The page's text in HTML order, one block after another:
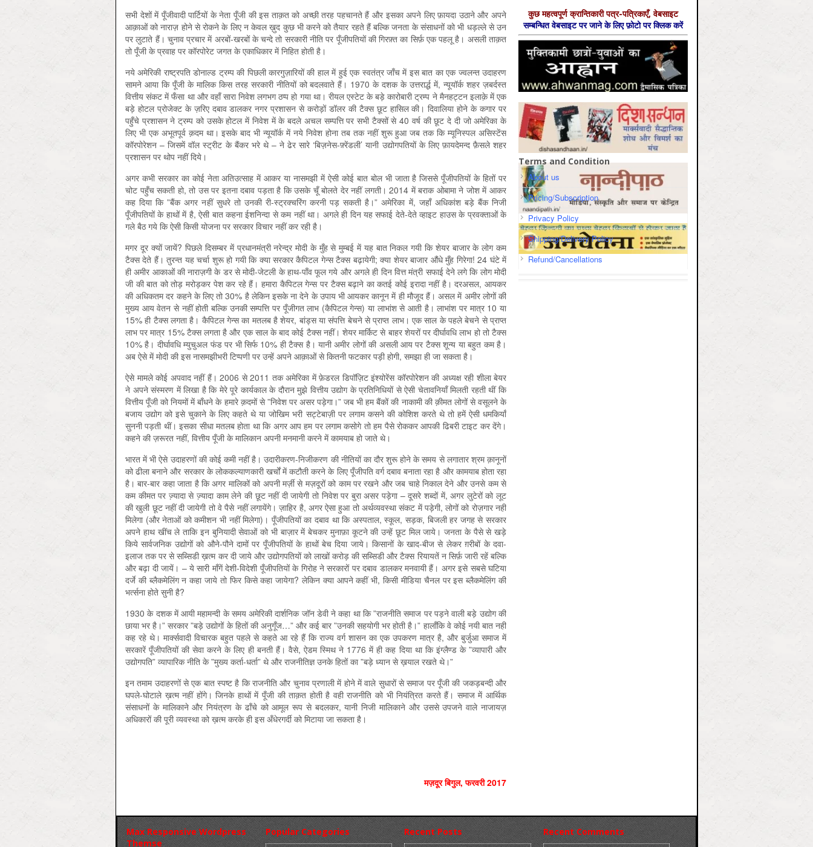
सभी देशों में पूँजीवादी पार्टियों के नेता पूँजी की इस ताक़त को अच्‍छी तरह पहचानते हैं और इसका अपने लिए फ़ायदा उठाने और अपने
आक़ाओं को नाराज़ होने से रोकने के लिए न केवल ख़ुद कुछ भी करने को तैयार रहते हैं बल्कि जनता के संसाधनों को भी धड़ल्‍ले से उन
पर लुटाते हैं। चुनाव प्रचार में अरबों-खरबों के चन्दे तो सरकारी नीति पर पूँजीपतियों की गिरफ़्त का सिर्फ़ एक पहलू है। असली ताक़त
तो पूँजी के प्रवाह पर कॉरपोरेट जगत के एकाधिकार में निहित होती है।
नये अमेरिकी राष्ट्रपति डोनाल्‍ड ट्रम्प की पिछली कारगुज़ारियों की हाल में हुई एक स्वतंत्र जाँच में इस बात का एक ज्‍वलन्त उदाहरण
सामने आया कि पूँजी के मालिक किस तरह सरकारी नीतियों को बदलवाते हैं। 1970 के दशक के उत्तरार्द्ध में, न्यूयॉर्क शहर ज़बर्दस्त
वित्तीय संकट में फँसा था और वहाँ सारा निवेश लगभग ठप्‍प हो गया था। रीयल एस्टेट के बड़े कारोबारी ट्रम्प ने मैनहट्टन इलाक़े में एक
बड़े होटल प्रोजेक्ट के ज़रिए दबाव डालकर नगर प्रशासन से करोड़ों डॉलर की टैक्स छूट हासिल की। दिवालिया होने के कगार पर
पहुँचे प्रशासन ने ट्रम्प को उसके होटल में निवेश में के बदले अचल सम्पत्ति पर सभी टैक्सों से 40 वर्ष की छूट दे दी जो अमेरिका के
लिए भी एक अभूतपूर्व क़दम था। इसके बाद भी न्यूयॉर्क में नये निवेश होना तब तक नहीं शुरू हुआ जब तक कि म्यूनिस्पल असिस्टेंस
कॉरपोरेशन – जिसमें वॉल स्ट्रीट के बैंकर भरे थे – ने ढेर सारे ‘बिज़नेस-फ़्रेंडली’ यानी उद्योगपतियों के लिए फ़ायदेमन्द फ़ैसले शहर
प्रशासन पर थोप नहीं दिये।
अगर कभी सरकार का कोई नेता अतिउत्साह में आकर या नासमझी में ऐसी कोई बात बोल भी जाता है जिससे पूँजीपतियों के हितों पर
चोट पहुँच सकती हो, तो उस पर इतना दबाव पड़ता है कि उसके चूँ बोलते देर नहीं लगती। 2014 में बराक ओबामा ने जोश में आकर
कह दिया कि ”बैंक अगर नहीं सुधरे तो उनकी री-स्ट्रक्चरिंग करनी पड़ सकती है।” अमे‍रिका में, जहाँ अधिकांश बड़े बैंक निजी
पूँजीपतियों के हाथों में है, ऐसी बात कहना ईशनिन्दा से कम नहीं था। अगले ही दिन यह सफाई देते-देते व्हाइट हाउस के प्रवक्ताओं के
गले बैठ गये कि ऐसी किसी योजना पर सरकार विचार नहीं कर रही है।
मगर दूर क्यों जायें? पिछले दिसम्बर में प्रधानमंत्री नरेन्द्र मोदी के मुँह से मुम्बई में यह बात निकल गयी कि शेयर बाजार के लोग कम
टैक्स देते हैं। तुरन्त यह चर्चा शुरू हो गयी कि क्या सरकार कैपिटल गेन्स टैक्स बढ़ायेगी; क्या शेयर बाजार औंधे मुँह गिरेगा! 24 घंटे में
ही अमीर आकाओं की नाराज़गी के डर से मोदी-जेटली के हाथ-पाँव फूल गये और अगले ही दिन वित्त मंत्री सफाई देने लगे कि लोग मोदी
जी की बात को तोड़ मरोड़कर पेश कर रहे हैं। हमारा कैपिटल गेन्स पर टैक्स बढ़ाने का कतई कोई इरादा नहीं है। दरअसल, आयकर
की अधिकतम दर कहने के लिए तो 30% है लेकिन इसके ना देने के उपाय भी आयकर कानून में ही मौजूद हैं। असल में अमीर लोगों की
मुख्य आय वेतन से नहीं होती बल्कि उनकी सम्पत्ति पर पूँजीगत लाभ (कैपिटल गेन्स) या लाभांश से आती है। लाभांश पर मात्र 10 या
15% ही टैक्स लगता है। कैपिटल गेन्स का मतलब है शेयर, बांड्स या संपत्ति बेचने से प्राप्त लाभ। एक साल के पहले बेचने से प्राप्त
लाभ पर मात्र 15% टैक्स लगता है और एक साल के बाद कोई टैक्स नहीं। शेयर मार्किट से बाहर शेयरों पर दीर्घावधि लाभ हो तो टैक्स
10% है। दीर्घावधि म्युचुअल फंड पर भी सिर्फ 10% ही टैक्स है। यानी अमीर लोगों की असली आय पर टैक्स शून्य या बहुत कम है।
अब ऐसे में मोदी की इस नासमझीभरी टिप्पणी पर उन्हें अपने आक़ाओं से कितनी फटकार पड़ी होगी, समझा ही जा सकता है।
ऐसे मामले कोई अपवाद नहीं हैं। 2006 से 2011 तक अमेरिका में फ़ेडरल डिपॉज़ि‍ट इंश्योरेंस कॉरपोरेशन की अध्यक्ष रही शीला बेयर
ने अपने संस्मरण में लिखा है कि मेरे पूरे कार्यकाल के दौरान मुझे वित्तीय उद्योग के प्रतिनिधियों से ऐसी चेतावनियाँ मिलती रहती थीं कि
वित्तीय पूँजी को नियमों में बाँधने के हमारे क़दमों से ”निवेश पर असर पड़ेगा।” जब भी हम बैंकों की नाकामी की क़ीमत लोगों से वसूलने के
बजाय उद्योग को इसे चुकाने के लिए कहते थे या जोखिम भरी सट्टेबाज़ी पर लगाम कसने की कोशिश करते थे तो हमें ऐसी धमकियाँ
सुननी पड़ती थीं। इसका सीधा मतलब होता था कि अगर आप हम पर लगाम कसोगे तो हम पैसे रोककर आपकी ढिबरी टाइट कर देंगे।
कहने की ज़रूरत नहीं, वित्तीय पूँजी के मालिकान अपनी मनमानी करने में कामयाब हो जाते थे।
भारत में भी ऐसे उदाहरणों की कोई कमी नहीं है। उदारीकरण-निजीकरण की नीतियों का दौर शुरू होने के समय से लगातार श्रम क़ानूनों
को ढीला बनाने और सरकार के लोककल्‍याणकारी खर्चों में कटौती करने के लिए पूँजीपति वर्ग दबाव बनाता रहा है और कामयाब होता रहा
है। बार-बार कहा जाता है कि अगर मालिकों को अपनी मर्ज़ी से मज़दूरों को काम पर रखने और जब चाहे निकाल देने और उनसे कम से
कम कीमत पर ज्‍़यादा से ज्‍़यादा काम लेने की छूट नहीं दी जायेगी तो निवेश पर बुरा असर पड़ेगा – दूसरे शब्दों में, अगर लुटेरों को लूट
की खुली छूट नहीं दी जायेगी तो वे पैसे नहीं लगायेंगे। ज़ाहिर है, अगर ऐसा हुआ तो अर्थव्यवस्था संकट में पड़ेगी, लोगों को रोज़गार नहीं
मिलेगा (और नेताओं को कमीशन भी नहीं मिलेगा)। पूँजीपतियों का दबाव था कि अस्पताल, स्कूल, सड़क, बिजली हर जगह से सरकार
अपने हाथ खींच ले ताकि इन बुनियादी सेवाओं को भी बाज़ार में बेचकर मुनाफ़ा कूटने की उन्हें छूट मिल जाये। जनता के पैसे से खड़े
किये सार्वजनिक उद्योगों को औने-पौने दामों पर पूँजीपतियों के हाथों बेच दिया जाये। किसानों के खाद-बीज से लेकर ग़रीबों के दवा-
इलाज तक पर से सब्सिडी ख़त्म कर दी जाये और उद्योगपतियों को लाखों करोड़ की सब्सिडी और टैक्स रियायतें न सिर्फ़ जारी रहें बल्कि
और बढ़ा दी जायें। – ये सारी माँगें देशी-विदेशी पूँजीपतियों के गिरोह ने सरकारों पर दबाव डालकर मनवायी हैं। अगर इसे सबसे घटिया
दर्जे की ब्लैकमेलिंग न कहा जाये तो फिर किसे कहा जायेगा? लेकिन क्या आपने कहीं भी, किसी मीडिया चैनल पर इस ब्लैकमेलिंग की
भर्त्सना होते सुनी है?
1930 के दशक में आयी महामन्दी के समय अमेरिकी दार्शनिक जॉन डेवी ने कहा था कि ”राजनीति समाज पर पड़ने वाली बड़े उद्योग की
छाया भर है।” सरकार ”बड़े उद्योगों के हितों की अनुगूँज…” और कई बार ”उनकी सहयोगी भर होती है।” हालाँकि वे कोई नयी बात नहीं
कह रहे थे। मार्क्सवादी विचारक बहुत पहले से कहते आ रहे हैं कि राज्य वर्ग शासन का एक उपकरण मात्र है, और बुर्जुआ समाज में
सरकारें पूँजीपतियों की सेवा करने के लिए ही बनती हैं। वैसे, ऐडम स्मिथ ने 1776 में ही कह दिया था कि इंग्लैण्ड के ”व्यापारी और
उद्योगपति” व्यापारिक नीति के ”मुख्य कर्ता-धर्ता” थे और राजनीतिज्ञ उनके हितों का ”बड़े ध्यान से ख़याल रखते थे।”
इन तमाम उदाहरणों से एक बात स्पष्ट है कि राजनीति और चुनाव प्रणाली में होने में वाले सुधारों से समाज पर पूँजी की जकड़बन्दी और
घपले-घोटाले ख़त्म नहीं होंगे। जिनके हाथों में पूँजी की ताक़त होती है वही राजनीति को भी नियंत्रित करते हैं। समाज में आर्थिक
संसाधनों के मालिकाने और नियंत्रण के ढाँचे को आमूल रूप से बदलकर, यानी निजी मालिकाने और उससे उपजने वाले नाजायज़
अधिकारों की पूरी व्यवस्था को ख़त्म करके ही इस अँधेरगर्दी को मिटाया जा सकता है।
मज़दूर बिगुल, फरवरी 2017
कुछ महत्‍वपूर्ण क्रान्तिकारी पत्र-पत्रिकाएँ, वेबसाइट
सम्‍बन्धित वेबसाइट पर जाने के लिए फ़ोटो पर क्लिक करें
Terms and Condition
About us
Pricing/Subscription
Privacy Policy
Shipping/Delivery Policy
Refund/Cancellations
Max Responsive Wordpress
Themse
Popular Categories Recent Posts Recent Comments